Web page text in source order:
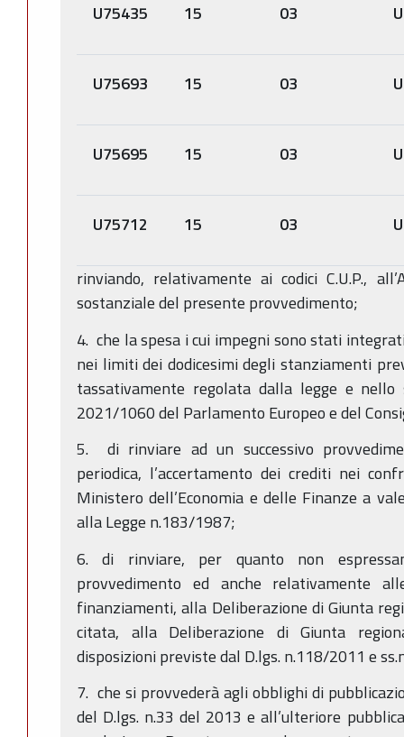
U75435 15 03
U75693 15 03
U75695 15 03
U75712 15 03
rinviando, relativamente ai codici C.U.P.,
sostanziale del presente provvedimento;
4. che la spesa i cui impegni sono stati
nei limiti dei dodicesimi degli stanziamenti
tassativamente regolata dalla legge e nello
2021/1060 del Parlamento Europeo e del
5. di rinviare ad un successivo
periodica, l’accertamento dei crediti nei
Ministero dell’Economia e delle Finanze a
alla Legge n.183/1987;
6. di rinviare, per quanto non
provvedimento ed anche relativamente
finanziamenti, alla Deliberazione di Giunta
citata, alla Deliberazione di Giunta
disposizioni previste dal D.lgs. n.118/2011 e
7. che si provvederà agli obblighi di
del D.lgs. n.33 del 2013 e all’ulteriore